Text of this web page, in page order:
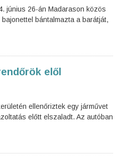
június 26-án Madarason közös
bántalmazta a barátját,
elől
ellenőriztek egy járművet
előtt elszaladt. Az autóban